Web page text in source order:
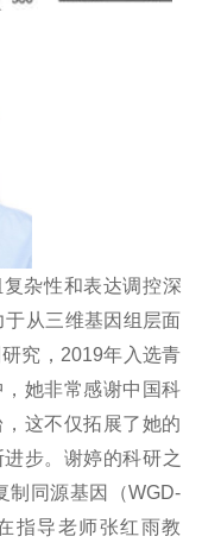
杂性和表达调控深
从三维基因组层面
究，2019年入选青
她非常感谢中国科
这不仅拓展了她的
步。 谢婷的科研之
制同源基因（WGD-
指导老师张红雨教